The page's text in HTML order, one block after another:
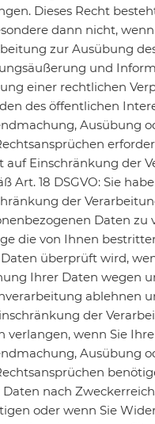
Dieses Recht
dann nicht,
zur Ausübung
und
einer rechtlichen
des öffentlichen
Ausübung
auf Einschränkung der
Art. 18 DSGVO: Sie
der
Daten zu
die von Ihnen
überprüft wird,
Ihrer Daten wegen
ablehnen
der
verlangen, wenn Sie
Ausübung
Daten nach
oder wenn Sie